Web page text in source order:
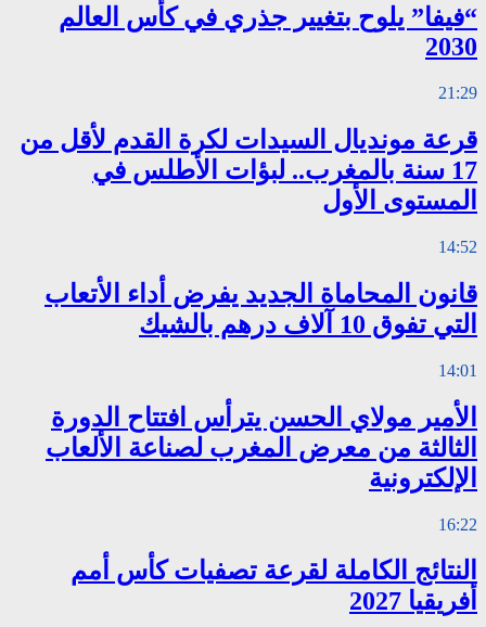
“فيفا” يلوح بتغيير جذري في كأس العالم
2030
21:29
قرعة مونديال السيدات لكرة القدم لأقل من
17 سنة بالمغرب.. لبؤات الأطلس في
المستوى الأول
14:52
قانون المحاماة الجديد يفرض أداء الأتعاب
التي تفوق 10 آلاف درهم بالشيك
14:01
الأمير مولاي الحسن يترأس افتتاح الدورة
الثالثة من معرض المغرب لصناعة الألعاب
الإلكترونية
16:22
النتائج الكاملة لقرعة تصفيات كأس أمم
أفريقيا 2027